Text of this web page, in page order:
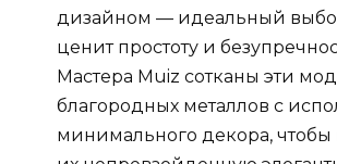
дизайном — идеальный
ценит простоту и
Мастера Muiz сотканы эти
благородных металлов с
минимального декора, чтобы